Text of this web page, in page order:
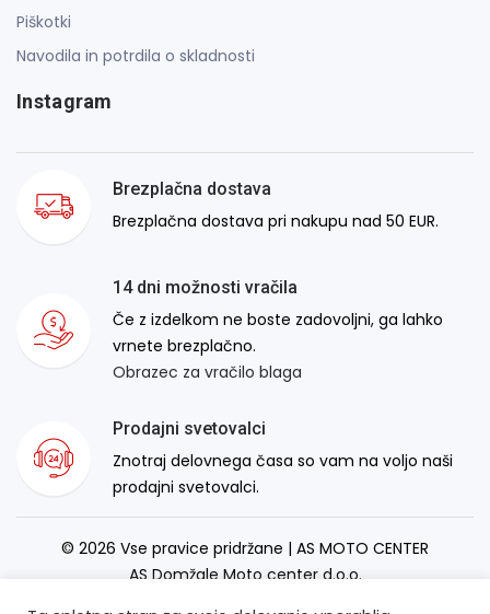
Piškotki
Navodila in potrdila o skladnosti
Instagram
Brezplačna dostava
Brezplačna dostava pri nakupu nad 50 EUR.
14 dni možnosti vračila
Če z izdelkom ne boste zadovoljni, ga lahko
vrnete brezplačno.
Obrazec za vračilo blaga
Prodajni svetovalci
Znotraj delovnega časa so vam na voljo naši
prodajni svetovalci.
© 2026 Vse pravice pridržane | AS MOTO CENTER
AS Domžale Moto center d.o.o.